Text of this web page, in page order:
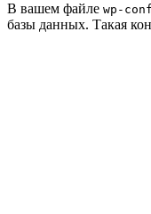
В вашем файле wp-
базы данных. Такая